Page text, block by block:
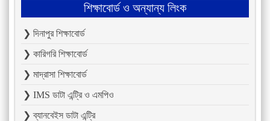
শিক্ষাবোর্ড ও অন্যান্য লিংক
❯ দিনাপুর শিক্ষাবোর্ড
❯ কারিগরি শিক্ষাবোর্ড
❯ মাদ্রাসা শিক্ষাবোর্ড
❯ IMS ডাটা এন্ট্রি ও এমপিও
❯ ব্যানবেইস ডাটা এন্ট্রি